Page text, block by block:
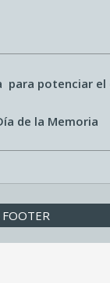
para potenciar el
de la Memoria